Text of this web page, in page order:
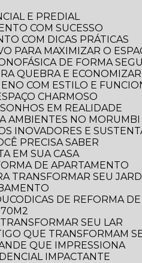
E PREDIAL
COM SUCESSO
COM DICAS PRÁTICAS
PARA MAXIMIZAR O
DE FORMA
QUEBRA E ECONOMIZAR
COM ESTILO E
CHARMOSO
EM REALIDADE
AMBIENTES NO MORUMBI
INOVADORES E
PRECISA SABER
EM SUA CASA
DE APARTAMENTO
TRANSFORMAR SEU
DICAS DE REFORMA
70M2
SEU LAR
QUE TRANSFORMAM
QUE IMPRESSIONA
IMPACTANTE